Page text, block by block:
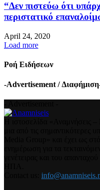
“Δεν πιστεύω ότι
περιστατικό
April 24, 2020
Load more
Ροή Ειδήσεων
-Advertisement /